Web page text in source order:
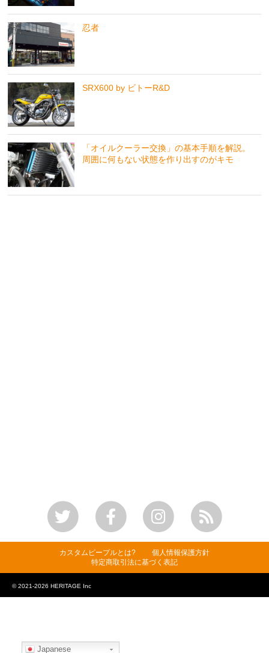
忍者
SRX600 by ビトーR&D
「オイルクーラー交換」の基本手順を解説。
周囲に何もない状態を作り出すのがキモ
カスタムピープルとは?
個人情報保護方針
特定商取引法に基づく表記
© 2021-2026 HERITAGE Inc
Japanese